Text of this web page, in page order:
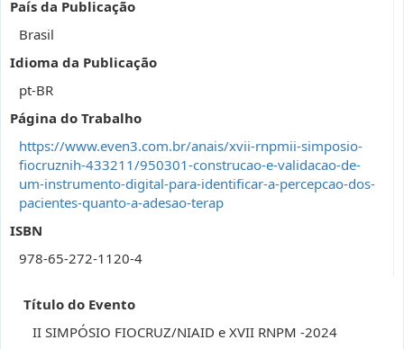
País da Publicação
Brasil
Idioma da Publicação
pt-BR
Página do Trabalho
https://www.even3.com.br/anais/xvii-rnpmii-simposio-
fiocruznih-433211/950301-construcao-e-validacao-de-
um-instrumento-digital-para-identificar-a-percepcao-dos-
pacientes-quanto-a-adesao-terap
ISBN
978-65-272-1120-4
Título do Evento
II SIMPÓSIO FIOCRUZ/NIAID e XVII RNPM -2024